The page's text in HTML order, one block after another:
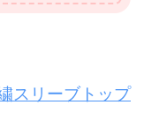
スリーブトップ